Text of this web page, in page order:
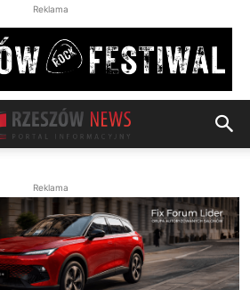
Reklama
Reklama